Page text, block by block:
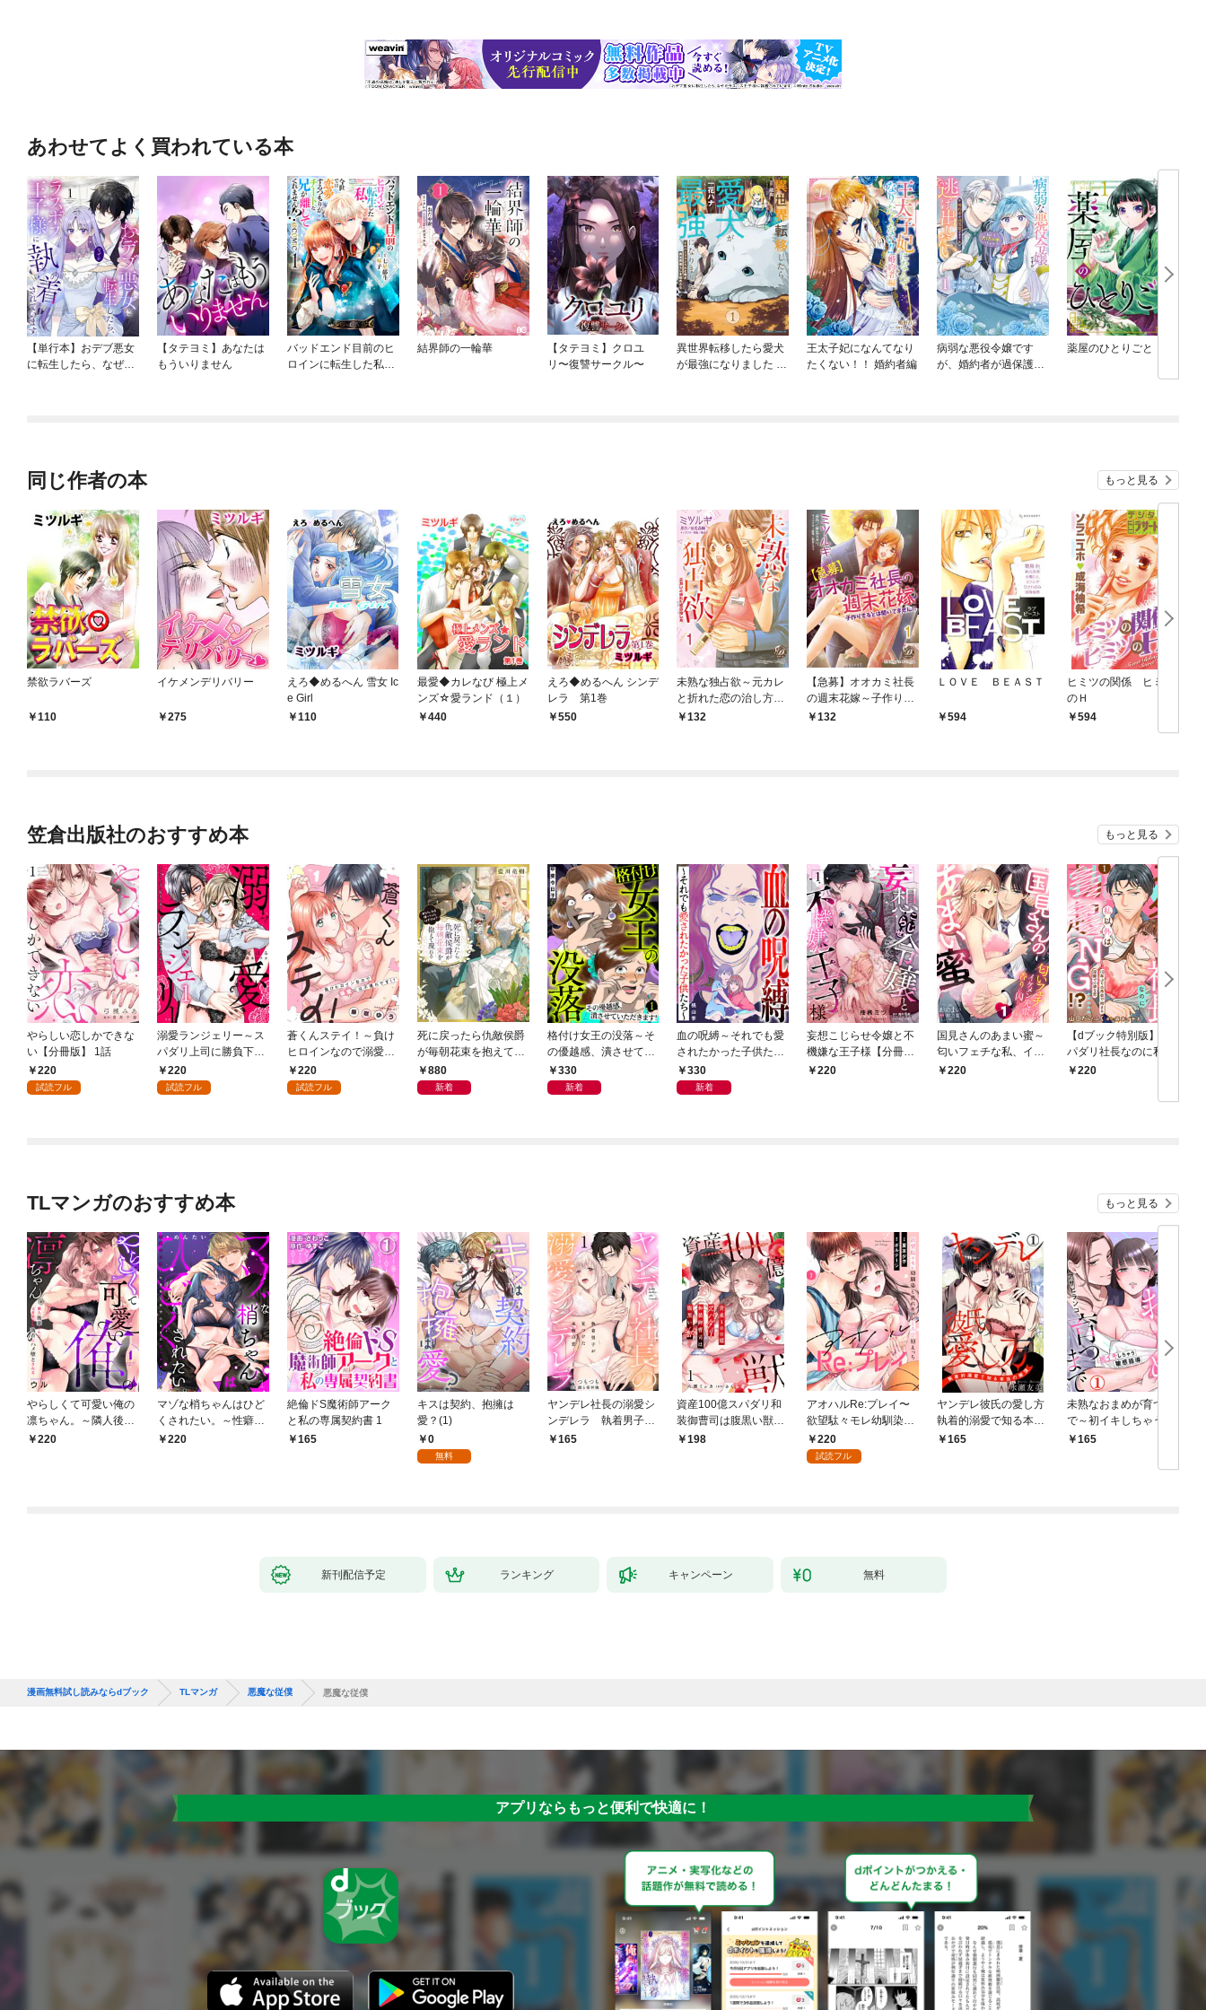
あわせてよく買われている本
【単行本】おデブ悪女
に転生したら、なぜか
【タテヨミ】あなたは
もういりません
バッドエンド目前のヒ
ロインに転生した私、
結界師の一輪華
【タテヨミ】クロユ
リ〜復讐サークル〜
異世界転移したら愛犬
が最強になりました ～
王太子妃になんてなり
たくない！！ 婚約者編
病弱な悪役令嬢です
が、婚約者が過保護す
薬屋のひとりごと
同じ作者の本 もっと見る
禁欲ラバーズ
110
イケメンデリバリー
275
えろ◆めるへん 雪女 Ic
e Girl
110
最愛◆カレなび 極上メ
ンズ☆愛ランド（１）
440
えろ◆めるへん シンデ
レラ 第1巻
550
未熟な独占欲～元カレ
と折れた恋の治し方～
【分冊版】1
132
【急募】オオカミ社長
の週末花嫁～子作りす
るとは聞いてませ
132
ＬＯＶＥ ＢＥＡＳＴ
594
ヒミツの関係 ヒミツ
のＨ
594
笠倉出版社のおすすめ本 もっと見る
やらしい恋しかできな
い【分冊版】 1話
220
試読フル
溺愛ランジェリー～ス
パダリ上司に勝負下着
を見られたら淫靡な恋
が始まった～【分冊
220
試読フル
蒼くんステイ！～負け
ヒロインなので溺愛に
は不慣れです！？～
【分冊版】 1話
220
試読フル
死に戻ったら仇敵侯爵
が毎朝花束を抱えて現
れる -あなた、私を嫌
っていたはずでは？-
880
新着
格付け女王の没落～そ
の優越感、潰させてい
ただきます！～ 1巻
330
新着
血の呪縛～それでも愛
されたかった子供たち
～330
新着
妄想こじらせ令嬢と不
機嫌な王子様【分冊
版】 1話
220
国見さんのあまい蜜～
匂いフェチな私、イケ
メン先輩の香りに囚わ
220
【dブック特別版】ス
パダリ社長なのに私以
外は××NG！？～10年
靡で一途な恋～【分冊
220
TLマンガのおすすめ本 もっと見る
やらしくて可愛い俺の
凛ちゃん。～隣人後輩
くんのイキすぎた執着
220
マゾな梢ちゃんはひど
くされたい。～性癖マ
ッチした後輩と欲望の
220
絶倫ドS魔術師アーク
と私の専属契約書 1
165
キスは契約、抱擁は
愛？(1)
0
無料
ヤンデレ社長の溺愛シ
ンデレラ 執着男子が
見つけた本物の恋 1
165
資産100億スパダリ和
装御曹司は腹黒い獣～
イジワルな指遣いから
198
アオハルRe:プレイ〜
欲望駄々モレ幼馴染と
焦れキュンとろ甘初え
っち〜（１）
220
試読フル
ヤンデレ彼氏の愛し方
執着的溺愛で知る本当
の絶頂 1
165
未熟なおまめが育つま
で～初イキしちゃう敏
感指導～1
165
新刊配信予定 ランキング キャンペーン 無料
漫画無料試し読みならdブック TLマンガ 悪魔な従僕 悪魔な従僕
アプリならもっと便利で快適に！